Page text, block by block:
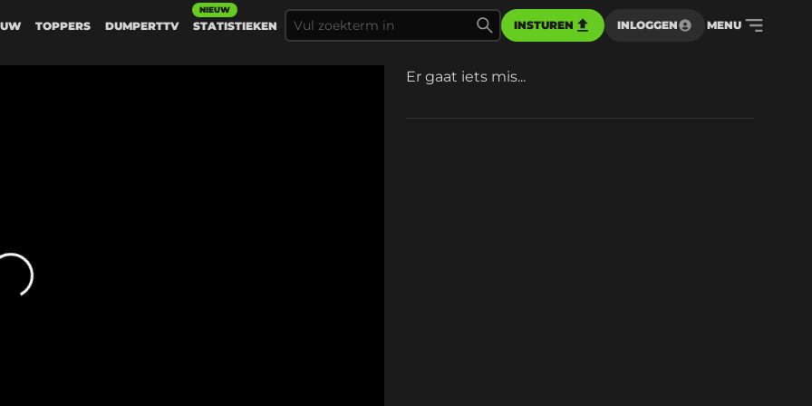
TOPPERS DUMPERTTV STATISTIEKEN
NIEUW
INSTUREN INLOGGEN MENU
Er gaat iets mis...